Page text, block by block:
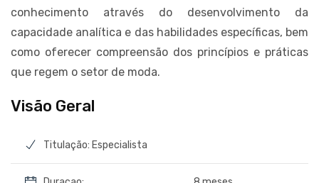
conhecimento através do desenvolvimento da
capacidade analítica e das habilidades específicas, bem
como oferecer compreensão dos princípios e práticas
que regem o setor de moda.
Visão Geral
Titulação: Especialista